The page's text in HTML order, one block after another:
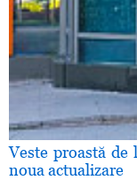
Veste proastă
noua actualizare